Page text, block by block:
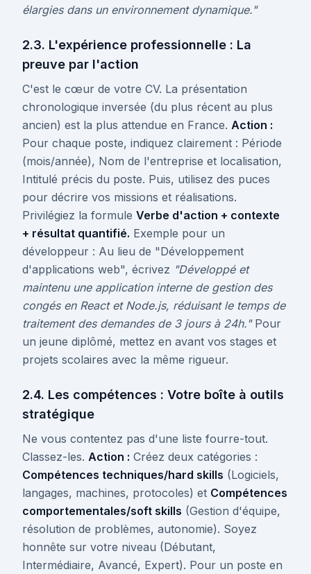
élargies dans un environnement dynamique."
2.3. L'expérience professionnelle : La
preuve par l'action
C'est le cœur de votre CV. La présentation
chronologique inversée (du plus récent au plus
ancien) est la plus attendue en France. Action :
Pour chaque poste, indiquez clairement : Période
(mois/année), Nom de l'entreprise et localisation,
Intitulé précis du poste. Puis, utilisez des puces
pour décrire vos missions et réalisations.
Privilégiez la formule Verbe d'action + contexte
+ résultat quantifié. Exemple pour un
développeur : Au lieu de "Développement
d'applications web", écrivez "Développé et
maintenu une application interne de gestion des
congés en React et Node.js, réduisant le temps de
traitement des demandes de 3 jours à 24h."Pour
un jeune diplômé, mettez en avant vos stages et
projets scolaires avec la même rigueur.
2.4. Les compétences : Votre boîte à outils
stratégique
Ne vous contentez pas d'une liste fourre-tout.
Classez-les. Action : Créez deux catégories :
Compétences techniques/hard skills (Logiciels,
langages, machines, protocoles) et Compétences
comportementales/soft skills (Gestion d'équipe,
résolution de problèmes, autonomie). Soyez
honnête sur votre niveau (Débutant,
Intermédiaire, Avancé, Expert). Pour un poste en